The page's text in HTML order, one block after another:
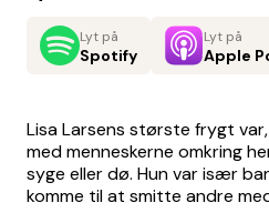
Lyt på
Spotify
Lyt på
Apple
Lisa Larsens største frygt
med menneskerne omkring
syge eller dø. Hun var især
komme til at smitte andre